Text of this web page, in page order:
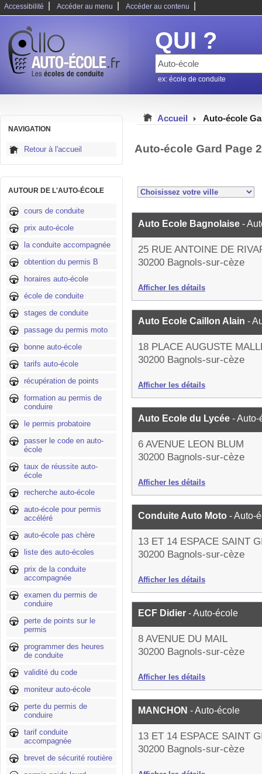
Accessibilité Accéder au menu Accéder au contenu
QUI ?
ex: école de conduite
NAVIGATION
Retour à l'accueil
AUTOUR DE L'AUTO-ÉCOLE
cours de conduite
prix auto-école
la conduite accompagnée
obtention du permis B
horaires auto-école
école de conduite
stages de conduite
passage du permis moto
bonne auto-école
tarifs auto-école
récupération de points
formation au permis de
conduire
le permis probatoire
passer le code en auto-
école
taux de réussite auto-
école
recherche auto-école
auto-école pour permis
accéléré
auto-école pas chère
liste des auto-écoles
prix de la conduite
accompagnée
examen du permis de
conduire
perte de points sur le
permis
programmer des heures
de conduite
validité du code
moniteur auto-école
perte du permis de
conduire
tarif conduite
accompagnée
brevet de sécurité routière
Accueil Auto-école
Auto-école Gard Page 2
Auto Ecole Bagnolaise -
25 RUE ANTOINE DE
30200 Bagnols-sur-cèze
Afficher les détails
Auto Ecole Caillon Alain -
18 PLACE AUGUSTE
30200 Bagnols-sur-cèze
Afficher les détails
Auto Ecole du Lycée - Auto-
6 AVENUE LEON BLUM
30200 Bagnols-sur-cèze
Afficher les détails
Conduite Auto Moto - Auto-
13 ET 14 ESPACE SAINT
30200 Bagnols-sur-cèze
Afficher les détails
ECF Didier - Auto-école
8 AVENUE DU MAIL
30200 Bagnols-sur-cèze
Afficher les détails
MANCHON - Auto-école
13 ET 14 ESPACE SAINT
30200 Bagnols-sur-cèze